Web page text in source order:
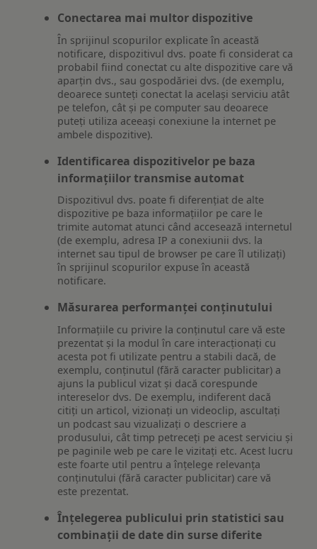
Conectarea mai multor dispozitive
În sprijinul scopurilor explicate în această
notificare, dispozitivul dvs. poate fi considerat ca
probabil fiind conectat cu alte dispozitive care vă
aparțin dvs., sau gospodăriei dvs. (de exemplu,
deoarece sunteți conectat la același serviciu atât
pe telefon, cât și pe computer sau deoarece
puteți utiliza aceeași conexiune la internet pe
ambele dispozitive).
Identificarea dispozitivelor pe baza
informațiilor transmise automat
Dispozitivul dvs. poate fi diferențiat de alte
dispozitive pe baza informațiilor pe care le
trimite automat atunci când accesează internetul
(de exemplu, adresa IP a conexiunii dvs. la
internet sau tipul de browser pe care îl utilizați)
în sprijinul scopurilor expuse în această
notificare.
Măsurarea performanței conținutului
Informațiile cu privire la conținutul care vă este
prezentat și la modul în care interacționați cu
acesta pot fi utilizate pentru a stabili dacă, de
exemplu, conținutul (fără caracter publicitar) a
ajuns la publicul vizat și dacă corespunde
intereselor dvs. De exemplu, indiferent dacă
citiți un articol, vizionați un videoclip, ascultați
un podcast sau vizualizați o descriere a
produsului, cât timp petreceți pe acest serviciu și
pe paginile web pe care le vizitați etc. Acest lucru
este foarte util pentru a înțelege relevanța
conținutului (fără caracter publicitar) care vă
este prezentat.
Înțelegerea publicului prin statistici sau
combinații de date din surse diferite